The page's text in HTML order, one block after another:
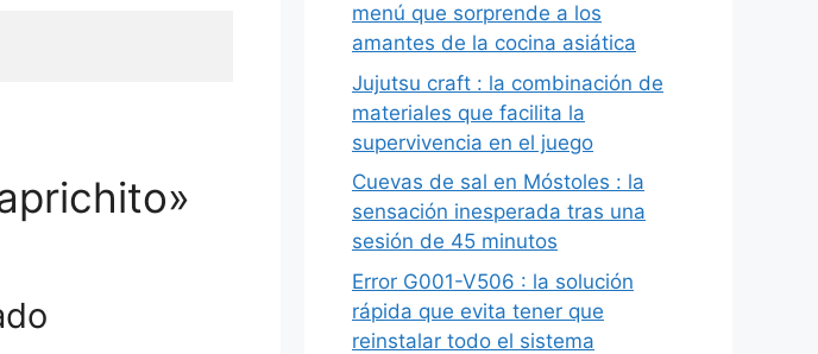
menú que sorprende a los
amantes de la cocina asiática
Jujutsu craft : la combinación de
materiales que facilita la
supervivencia en el juego
Cuevas de sal en Móstoles : la
sensación inesperada tras una
sesión de 45 minutos
Error G001-V506 : la solución
rápida que evita tener que
reinstalar todo el sistema